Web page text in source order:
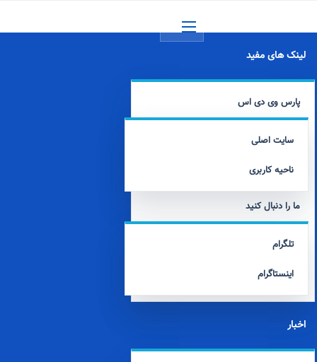
لینک های مفید
پارس وی دی اس
سایت اصلی
ناحیه کاربری
ما را دنبال کنید
تلگرام
اینستاگرام
اخبار